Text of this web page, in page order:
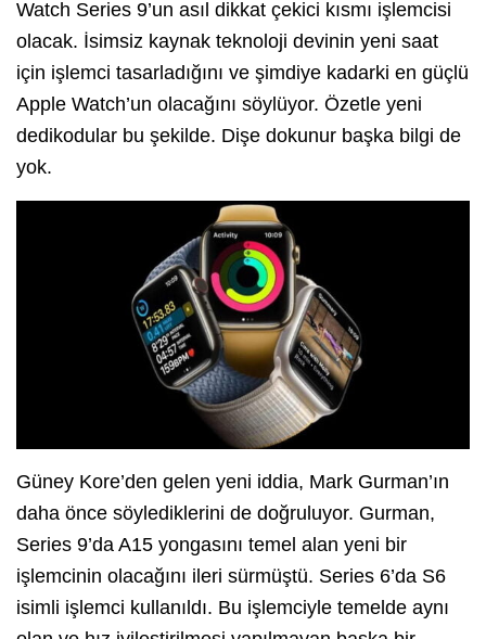
Watch Series 9’un asıl dikkat çekici kısmı işlemcisi
olacak. İsimsiz kaynak teknoloji devinin yeni saat
için işlemci tasarladığını ve şimdiye kadarki en güçlü
Apple Watch’un olacağını söylüyor. Özetle yeni
dedikodular bu şekilde. Dişe dokunur başka bilgi de
yok.
Güney Kore’den gelen yeni iddia, Mark Gurman’ın
daha önce söylediklerini de doğruluyor. Gurman,
Series 9’da A15 yongasını temel alan yeni bir
işlemcinin olacağını ileri sürmüştü. Series 6’da S6
isimli işlemci kullanıldı. Bu işlemciyle temelde aynı